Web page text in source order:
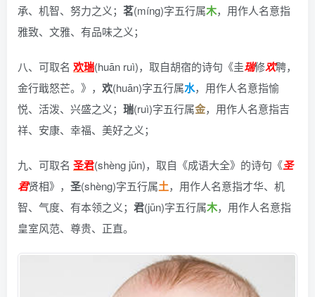
承、机智、努力之义； 茗(míng)字五行属木，用作人名意指
雅致、文雅、有品味之义；
八、可取名 欢瑞(huān ruì)， 取自胡宿的诗句《圭瑞修欢聘，
金行戢怒芒。》 ， 欢(huān)字五行属水，用作人名意指愉
悦、活泼、兴盛之义； 瑞(ruì)字五行属金，用作人名意指吉
祥、安康、幸福、美好之义；
九、可取名 圣君(shèng jūn)， 取自《成语大全》的诗句《圣
君贤相》 ， 圣(shèng)字五行属土，用作人名意指才华、机
智、气度、有本领之义； 君(jūn)字五行属木，用作人名意指
皇室风范、尊贵、正直。